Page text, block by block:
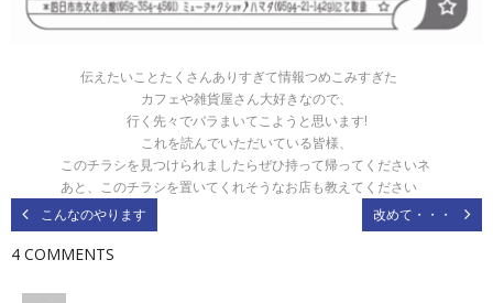
伝えたいことたくさんありすぎて情報つめこみすぎた
カフェや雑貨屋さん大好きなので、
行く先々でバラまいてこようと思います!
これを読んでいただいている皆様、
このチラシを見つけられましたらぜひ持って帰ってくださいネ
あと、このチラシを置いてくれそうなお店も教えてください
こんなのやります
改めて・・・
4 COMMENTS